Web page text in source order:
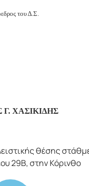
του Δ.Σ.
ΧΑΣΙΚΙΔΗΣ
θέσης
29Β, στην Κόρινθο